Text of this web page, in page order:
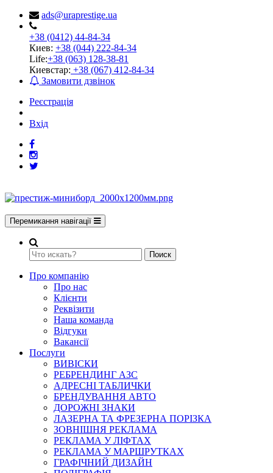
ads@uraprestige.ua
+38 (0412) 44-84-34
Киев: +38 (044) 222-84-34
Life:+38 (063) 128-38-81
Киевстар: +38 (067) 412-84-34
Замовити дзвінок
Реєстрація
Вхід
Перемикання навігації
Поиск
Про компанію
Про нас
Клієнти
Реквізити
Наша команда
Відгуки
Вакансії
Послуги
ВИВІСКИ
РЕБРЕНДИНГ АЗС
АДРЕСНІ ТАБЛИЧКИ
БРЕНДУВАННЯ АВТО
ДОРОЖНІ ЗНАКИ
ЛАЗЕРНА ТА ФРЕЗЕРНА ПОРІЗКА
ЗОВНІШНЯ РЕКЛАМА
РЕКЛАМА У ЛІФТАХ
РЕКЛАМА У МАРШРУТКАХ
ГРАФІЧНИЙ ДИЗАЙН